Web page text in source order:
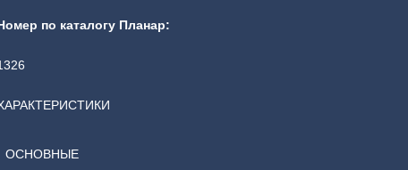
по каталогу Планар:
ОСНОВНЫЕ